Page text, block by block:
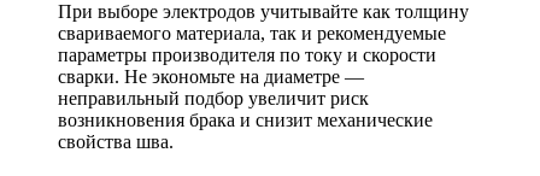
При выборе электродов учитывайте как толщину
свариваемого материала, так и рекомендуемые
параметры производителя по току и скорости
сварки. Не экономьте на диаметре —
неправильный подбор увеличит риск
возникновения брака и снизит механические
свойства шва.